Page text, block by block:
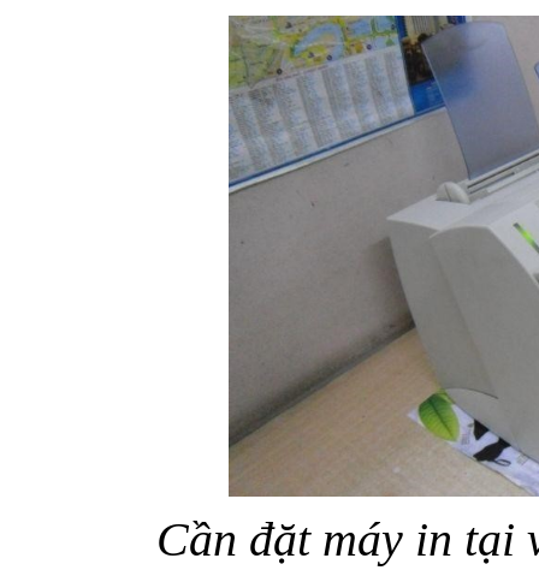
Cần đặt máy in tại